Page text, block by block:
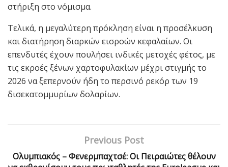
στήριξη στο νόμισμα.
Τελικά, η μεγαλύτερη πρόκληση είναι η προσέλκυση
και διατήρηση διαρκών εισροών κεφαλαίων. Οι
επενδυτές έχουν πουλήσει ινδικές μετοχές φέτος, με
τις εκροές ξένων χαρτοφυλακίων μέχρι στιγμής το
2026 να ξεπερνούν ήδη το περσινό ρεκόρ των 19
δισεκατομμυρίων δολαρίων.
Previous Post
Ολυμπιακός – Φενερμπαχτσέ: Οι Πειραιώτες θέλουν